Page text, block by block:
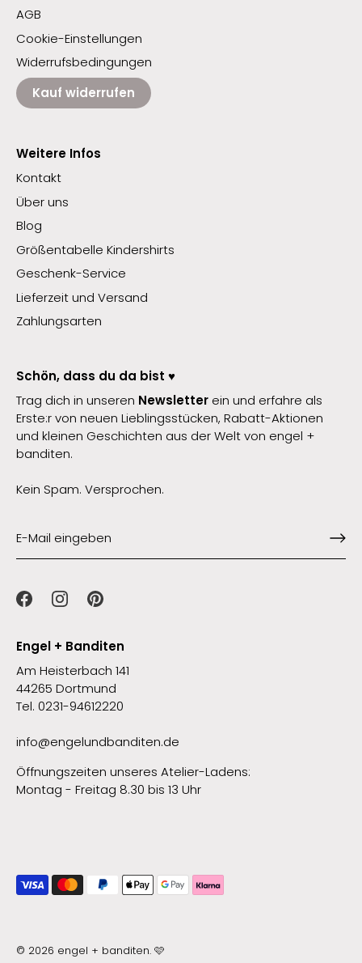
AGB
Cookie-Einstellungen
Widerrufsbedingungen
Kauf widerrufen
Weitere Infos
Kontakt
Über uns
Blog
Größentabelle Kindershirts
Geschenk-Service
Lieferzeit und Versand
Zahlungsarten
Schön, dass du da bist ♥️
Trag dich in unseren Newsletter ein und erfahre als
Erste:r von neuen Lieblingsstücken, Rabatt-Aktionen
und kleinen Geschichten aus der Welt von engel +
banditen.
Kein Spam. Versprochen.
Engel + Banditen
Am Heisterbach 141
44265 Dortmund
Tel. 0231-94612220
info@engelundbanditen.de
Öffnungszeiten unseres Atelier-Ladens:
Montag - Freitag 8.30 bis 13 Uhr
© 2026 engel + banditen. 🩷